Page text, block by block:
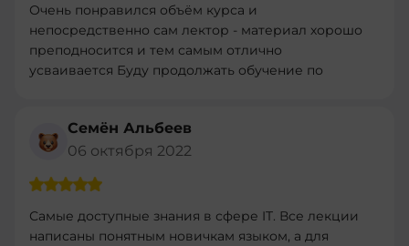
Очень понравился объём курса и
непосредственно сам лектор - материал хорошо
преподносится и тем самым отлично
усваивается Буду продолжать обучение по
Семён Альбеев
06 октября 2022
Самые доступные знания в сфере IT. Все лекции
написаны понятным новичкам языком, а для